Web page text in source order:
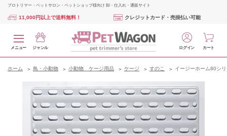
プロトリマー・ペットサロン・ペットショップ様向け 卸・仕入れ・通販サイト
11,000円以上で送料無料！ クレジットカード・売掛払い可能
メニュー ジャンル ログイン カート
ホーム 鳥・小動物 小動物 ケージ用品 ケージ すのこ イージーホーム80シ